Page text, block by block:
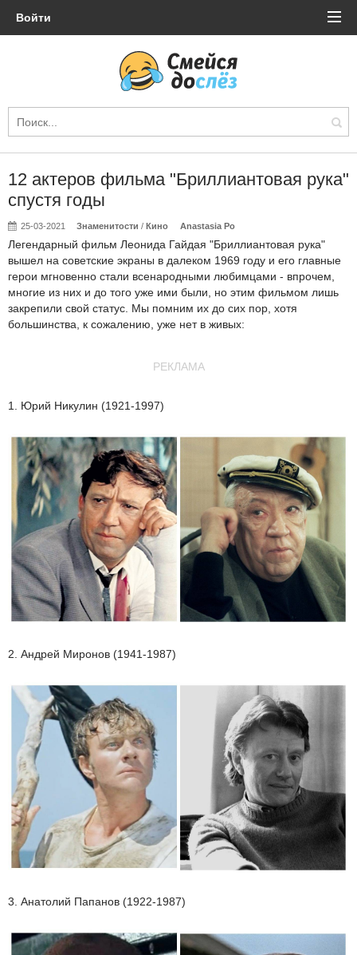
Войти
12 актеров фильма "Бриллиантовая рука"
спустя годы
25-03-2021 Знаменитости /Кино Anastasia Po
Легендарный фильм Леонида Гайдая "Бриллиантовая рука"
вышел на советские экраны в далеком 1969 году и его главные
герои мгновенно стали всенародными любимцами - впрочем,
многие из них и до того уже ими были, но этим фильмом лишь
закрепили свой статус. Мы помним их до сих пор, хотя
большинства, к сожалению, уже нет в живых:
РЕКЛАМА
1. Юрий Никулин (1921-1997)
2. Андрей Миронов (1941-1987)
3. Анатолий Папанов (1922-1987)